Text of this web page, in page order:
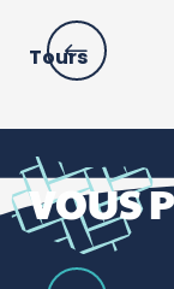
Tours
VOUS